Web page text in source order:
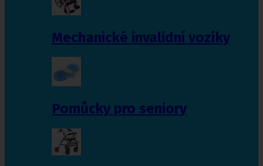
Mechanické invalidní vozíky
Pomůcky pro seniory